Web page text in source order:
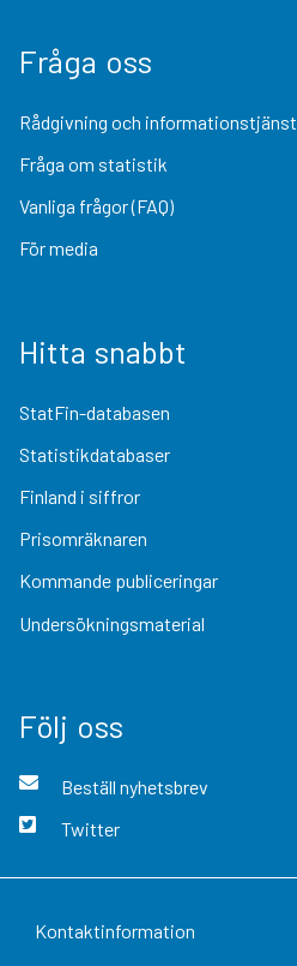
Fråga oss
Rådgivning och informationstjänst
Fråga om statistik
Vanliga frågor (FAQ)
För media
Hitta snabbt
StatFin-databasen
Statistikdatabaser
Finland i siffror
Prisomräknaren
Kommande publiceringar
Undersökningsmaterial
Följ oss
Beställ nyhetsbrev
Twitter
Kontaktinformation